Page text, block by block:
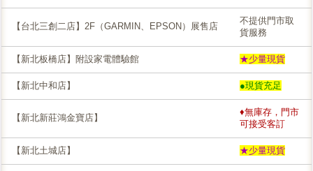
【台北三創二店】2F（GARMIN、EPSON）展售店
不提供門市取
貨服務
【新北板橋店】附設家電體驗館 ★少量現貨
【新北中和店】 ●現貨充足
【新北新莊鴻金寶店】
♦無庫存，門市
可接受客訂
【新北土城店】 ★少量現貨